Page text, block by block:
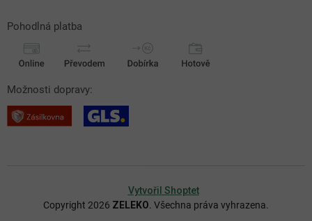
Pohodlná platba
Možnosti dopravy:
Vytvořil Shoptet
Copyright 2026 ZELEKO. Všechna práva vyhrazena.